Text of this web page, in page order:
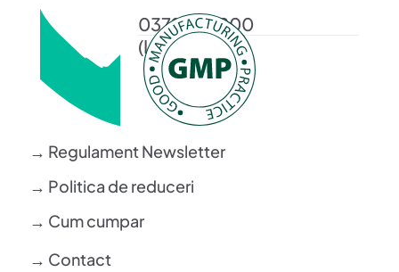
0372 372 200
(L-V: 08-16)
→ Regulament Newsletter
→ Politica de reduceri
→ Cum cumpar
→ Contact